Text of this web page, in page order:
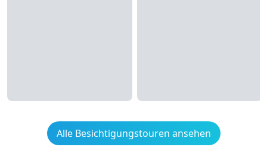
Alle Besichtigungstouren ansehen